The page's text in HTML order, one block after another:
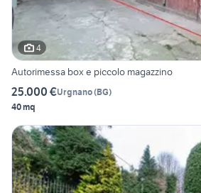
4
Autorimessa box e piccolo magazzino
25.000 €Urgnano(BG)
40 mq